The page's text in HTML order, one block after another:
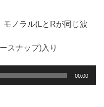
ノラル(LとRが同じ波
スナップ)入り
00:00